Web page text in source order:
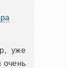
уже
очень